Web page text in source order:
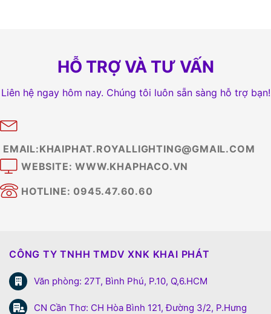
HỖ TRỢ VÀ TƯ VẤN
Liên hệ ngay hôm nay. Chúng tôi luôn sẵn sàng hỗ trợ bạn!
EMAIL:KHAIPHAT.ROYALLIGHTING@GMAIL.COM
WEBSITE: WWW.KHAPHACO.VN
HOTLINE: 0945.47.60.60
CÔNG TY TNHH TMDV XNK KHAI PHÁT
Văn phòng: 27T, Bình Phú, P.10, Q,6.HCM
CN Cần Thơ: CH Hòa Bình 121, Đường 3/2, P.Hưng